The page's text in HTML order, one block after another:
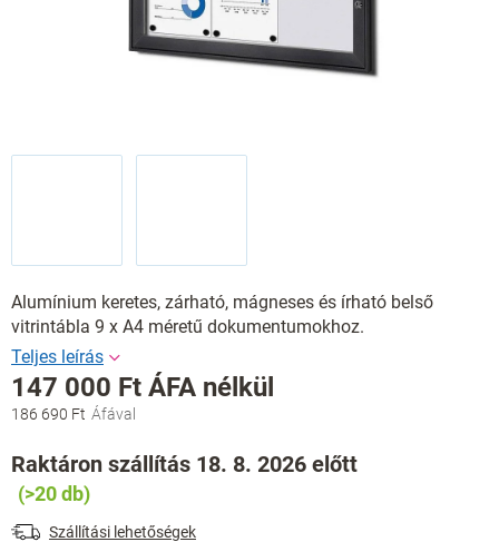
Alumínium keretes, zárható, mágneses és írható belső
vitrintábla 9 x A4 méretű dokumentumokhoz.
186 690 Ft
147 000 Ft ÁFA nélkül
Egységár:
Raktáron szállítás 18. 8. 2026 előtt
(>20 db)
Szállítási lehetőségek